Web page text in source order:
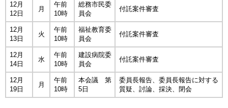
12月
12日
月
午前
10時
総務市民委
員会
付託案件審査
12月
13日
火
午前
10時
福祉教育委
員会
付託案件審査
12月
14日
水
午前
10時
建設病院委
員会
付託案件審査
12月
19日
月
午前
10時
本会議 第
5日
委員長報告、委員長報告に対する
質疑、討論、採決、閉会